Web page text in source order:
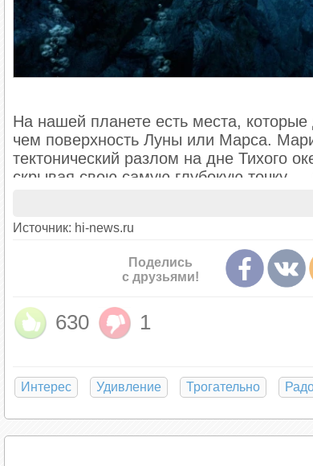
На нашей планете есть места,
чем поверхность Луны или Марса.
тектонический разлом на дне Тихого
скрывая свою самую глубокую точку
колоссальным давлением,
замерзания воды, умудряется
гигантских амфипод и причудливых
Источник: hi-news.ru
Поделись
с друзьями!
630 1
Интерес Удивление Трогательно